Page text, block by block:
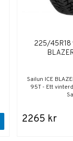
225/45R18
Sailun ICE
95T - Ett
2265 kr